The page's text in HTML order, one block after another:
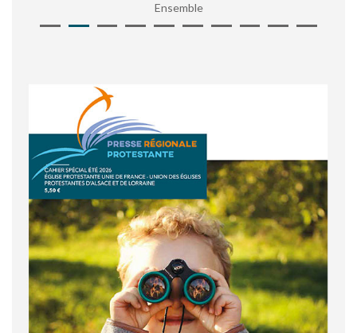
Ensemble